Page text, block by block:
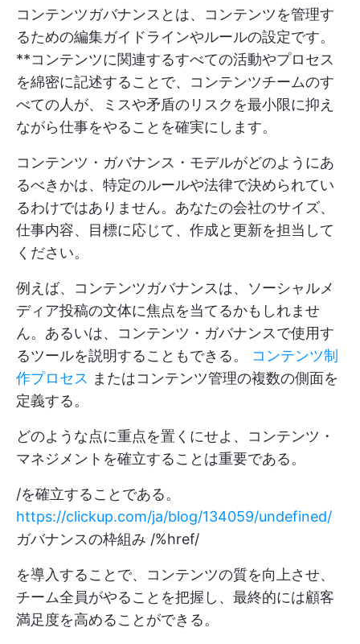
コンテンツガバナンスとは、コンテンツを管理す
るための編集ガイドラインやルールの設定です。
**コンテンツに関連するすべての活動やプロセス
を綿密に記述することで、コンテンツチームのす
べての人が、ミスや矛盾のリスクを最小限に抑え
ながら仕事をやることを確実にします。
コンテンツ・ガバナンス・モデルがどのようにあ
るべきかは、特定のルールや法律で決められてい
るわけではありません。あなたの会社のサイズ、
仕事内容、目標に応じて、作成と更新を担当して
ください。
例えば、コンテンツガバナンスは、ソーシャルメ
ディア投稿の文体に焦点を当てるかもしれませ
ん。あるいは、コンテンツ・ガバナンスで使用す
るツールを説明することもできる。 コンテンツ制
作プロセス またはコンテンツ管理の複数の側面を
定義する。
どのような点に重点を置くにせよ、コンテンツ・
マネジメントを確立することは重要である。
/を確立することである。
https://clickup.com/ja/blog/134059/undefined/
ガバナンスの枠組み /%href/
を導入することで、コンテンツの質を向上させ、
チーム全員がやることを把握し、最終的には顧客
満足度を高めることができる。